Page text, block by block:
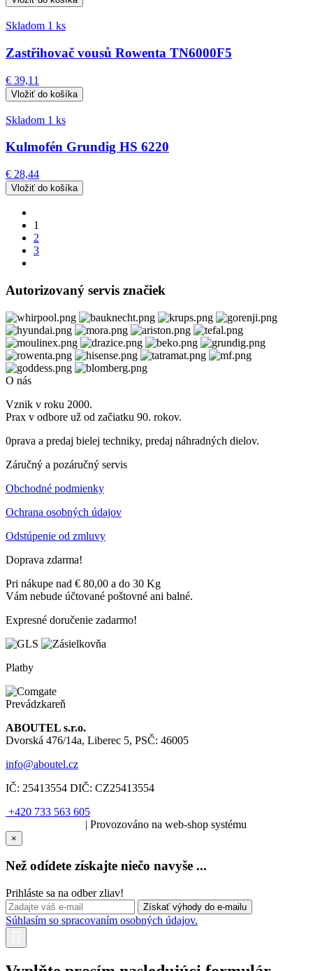
Skladom 1 ks
Zastřihovač vousů Rowenta TN6000F5
€ 39,11
Skladom 1 ks
Kulmofén Grundig HS 6220
€ 28,44
1
2
3
Autorizovaný servis značiek
O nás
Vznik v roku 2000.
Prax v odbore už od začiatku 90. rokov.
0prava a predaj bielej techniky, predaj náhradných dielov.
Záručný a pozáručný servis
Obchodné podmienky
Ochrana osobných údajov
Odstúpenie od zmluvy
Doprava zdarma!
Pri nákupe nad € 80,00 a do 30 Kg
Vám nebude účtované poštovné ani balné.
Expresné doručenie zadarmo!
Platby
Prevádzkareň
ABOUTEL s.r.o.
Dvorská 476/14a, Liberec 5, PSČ: 46005
info@aboutel.cz
IČ: 25413554 DIČ: CZ25413554
+420 733 563 605
| Provozováno na web-shop systému
×
Než odídete získajte niečo navyše ...
Prihláste sa na odber zliav!
Súhlasím so spracovaním osobných údajov.